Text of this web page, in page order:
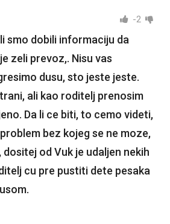
-2
smo dobili informaciju da
zeli prevoz,. Nisu vas
dusu, sto jeste jeste.
ali kao roditelj prenosim
Da li ce biti, to cemo videti,
bez kojeg se ne moze,
od Vuk je udaljen nekih
cu pre pustiti dete pesaka